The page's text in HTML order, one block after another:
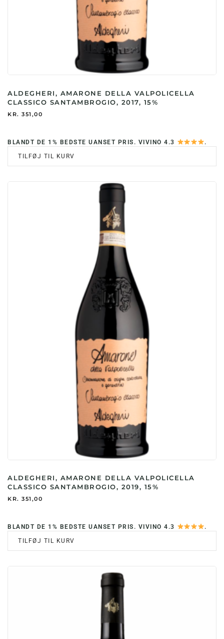
ALDEGHERI, AMARONE DELLA VALPOLICELLA
CLASSICO SANTAMBROGIO, 2017, 15%
KR. 351,00
BLANDT DE 1% BEDSTE UANSET PRIS. VIVINO 4.3
.
TILFØJ TIL KURV
ALDEGHERI, AMARONE DELLA VALPOLICELLA
CLASSICO SANTAMBROGIO, 2019, 15%
KR. 351,00
BLANDT DE 1% BEDSTE UANSET PRIS. VIVINO 4.3
.
TILFØJ TIL KURV